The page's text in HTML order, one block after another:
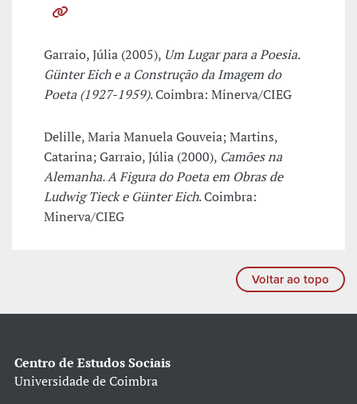
Garraio, Júlia (2005), Um Lugar para a Poesia.
Günter Eich e a Construção da Imagem do
Poeta (1927-1959). Coimbra: Minerva/CIEG
Delille, Maria Manuela Gouveia; Martins,
Catarina; Garraio, Júlia (2000), Camões na
Alemanha. A Figura do Poeta em Obras de
Ludwig Tieck e Günter Eich. Coimbra:
Minerva/CIEG
Voltar ao topo
Centro de Estudos Sociais
Universidade de Coimbra